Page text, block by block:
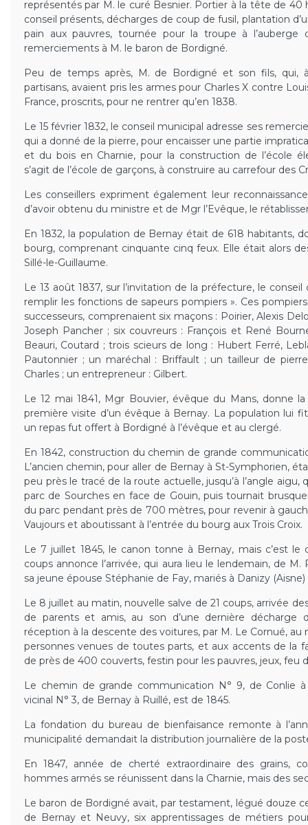
représentés par M. le curé Besnier. Portier à la tête de
conseil présents, décharges de coup de fusil, plantation
pain aux pauvres, tournée pour la troupe à
remerciements à M. le baron de Bordigné.
Peu de temps après, M. de Bordigné et son fils, qui,
partisans, avaient pris les armes pour Charles X contre
France, proscrits, pour ne rentrer qu’en 1838.
Le 15 février 1832, le conseil municipal adresse ses
qui a donné de la pierre, pour encaisser une partie
et du bois en Charnie, pour la construction de l’école
s’agit de l’école de garçons, à construire au carrefour des
Les conseillers expriment également leur
d’avoir obtenu du ministre et de Mgr l’Evêque, le
En 1832, la population de Bernay était de 618 habitants,
bourg, comprenant cinquante cinq feux. Elle était alors
Sillé-le-Guillaume.
Le 13 août 1837, sur l’invitation de la préfecture, le
remplir les fonctions de sapeurs pompiers ». Ces
successeurs, comprenaient six maçons : Poirier, Alexis
Joseph Pancher ; six couvreurs : François et René
Beauri, Coutard ; trois scieurs de long : Hubert Ferré,
Pautonnier ; un maréchal : Briffault ; un tailleur de
Charles ; un entrepreneur : Gilbert.
Le 12 mai 1841, Mgr Bouvier, évêque du Mans, donne
première visite d’un évêque à Bernay. La population lui
un repas fut offert à Bordigné à l’évêque et au clergé.
En 1842, construction du chemin de grande
L’ancien chemin, pour aller de Bernay à St-Symphorien,
peu près le tracé de la route actuelle, jusqu’à l’angle
parc de Sourches en face de Gouin, puis tournait
du parc pendant près de 700 mètres, pour revenir à
Vaujours et aboutissant à l’entrée du bourg aux Trois Croix.
Le 7 juillet 1845, le canon tonne à Bernay, mais c’est le
coups annonce l’arrivée, qui aura lieu le lendemain, de
sa jeune épouse Stéphanie de Fay, mariés à Danizy
Le 8 juillet au matin, nouvelle salve de 21 coups, arrivée
de parents et amis, au son d’une dernière décharge
réception à la descente des voitures, par M. Le Cornué, au
personnes venues de toutes parts, et aux accents de la
de près de 400 couverts, festin pour les pauvres, jeux, feu
Le chemin de grande communication N° 9, de Conlie
vicinal N° 3, de Bernay à Ruillé, est de 1845.
La fondation du bureau de bienfaisance remonte à
municipalité demandait la distribution journalière de la
En 1847, année de cherté extraordinaire des grains,
hommes armés se réunissent dans la Charnie, mais des
Le baron de Bordigné avait, par testament, légué douze
de Bernay et Neuvy, six apprentissages de métiers